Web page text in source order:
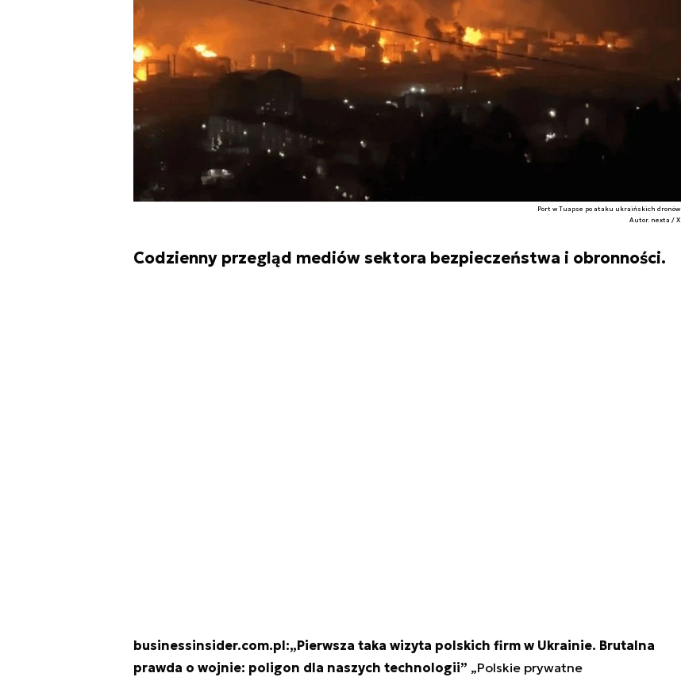
Port w Tuapse po ataku ukraińskich dronów
Autor. nexta / X
Codzienny przegląd mediów sektora bezpieczeństwa i obronności.
businessinsider.com.pl:„Pierwsza taka wizyta polskich firm w Ukrainie. Brutalna
prawda o wojnie: poligon dla naszych technologii” „Polskie prywatne